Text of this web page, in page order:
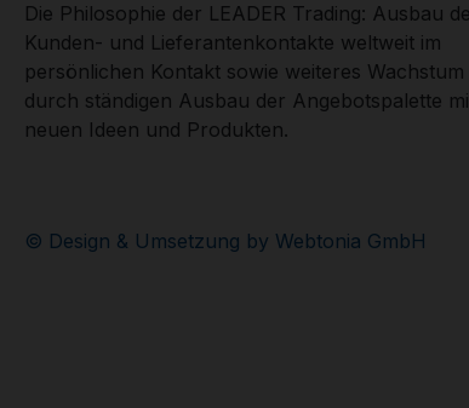
Die Philosophie der LEADER Trading: Ausbau
Kunden- und Lieferantenkontakte weltweit im
persönlichen Kontakt sowie weiteres Wachstum
durch ständigen Ausbau der Angebotspalette
neuen Ideen und Produkten.
© Design & Umsetzung by Webtonia GmbH